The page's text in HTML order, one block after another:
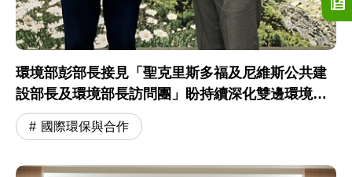
環境部彭部長接見「聖克里斯多福及尼維斯公共建
設部長及環境部長訪問團」盼持續深化雙邊環境合
作交流
國際環保與合作